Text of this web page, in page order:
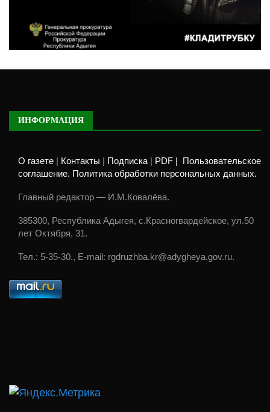
ИНФОРМАЦИЯ
О газете Контакты Подписка PDF |
Пользовательское
соглашение. Политика обработки персональных данных.
Главный редактор — И.М.Ковалёва.
385300, Республика Адыгея, с.Красногвардейское, ул.50
лет Октября, 31.
Тел.: 5-35-30., E-mail: rgdruzhba.kr@adygheya.gov.ru.